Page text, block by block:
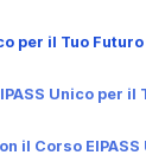
per il Tuo
Unico per il
il Corso